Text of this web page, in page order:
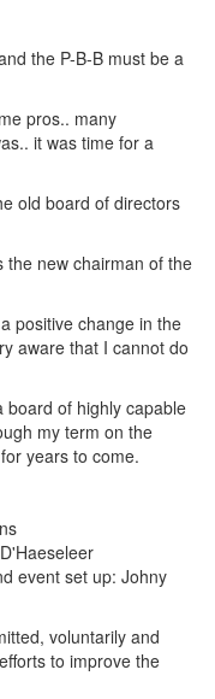
the P-B-B must be a
pros.. many
it was time for a
old board of directors
the new chairman of the
positive change in the
aware that I cannot do
board of highly capable
my term on the
years to come.
event set up: Johny
voluntarily and
to improve the